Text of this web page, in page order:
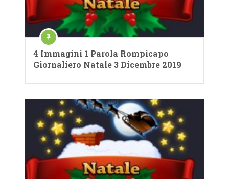
4 Immagini 1 Parola Rompicapo
Giornaliero Natale 3 Dicembre 2019